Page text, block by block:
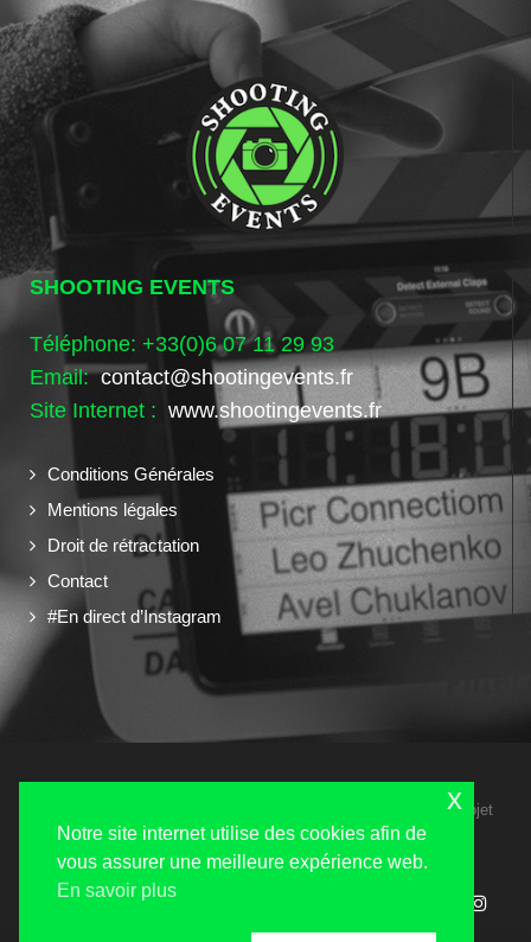
SHOOTING EVENTS
Téléphone: +33(0)6 07 11 29 93
Email:contact@shootingevents.fr
Site Internet : www.shootingevents.fr
Conditions Générales
Mentions légales
Droit de rétractation
Contact
#En direct d’Instagram
Copyright 2024 © Shooting Events tous droits réservés - Un projet
Navilog
Notre site internet utilise des cookies afin de
vous assurer une meilleure expérience web.
En savoir plus
x